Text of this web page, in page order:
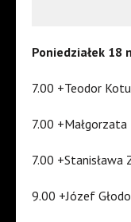
Poniedziałek 18
7.00 +Teodor
7.00 +Małgorzata
7.00 +Stanisława
9.00 +Józef